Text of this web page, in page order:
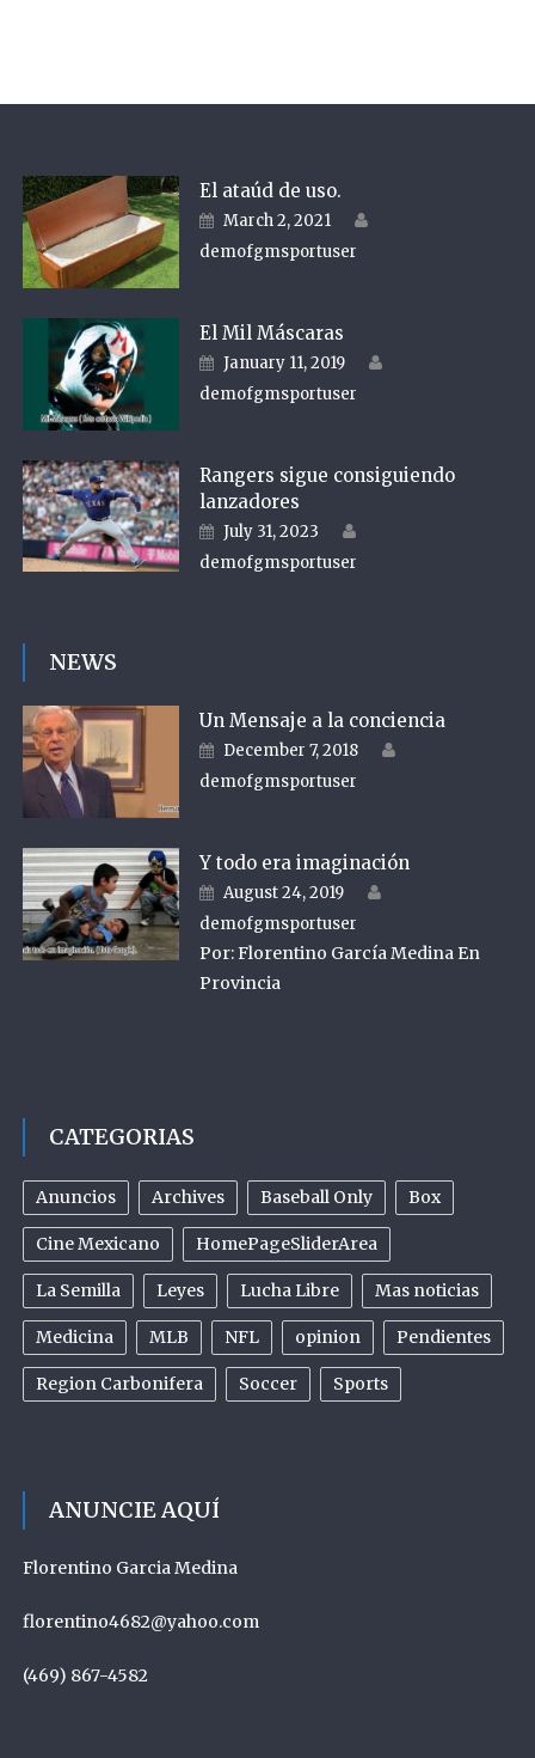
El ataúd de uso.
Posted on
March 2, 2021
demofgmsportuser
El Mil Máscaras
Posted on
January 11, 2019
demofgmsportuser
Rangers sigue consiguiendo
lanzadores
Posted on
July 31, 2023
demofgmsportuser
NEWS
Un Mensaje a la conciencia
Posted on
December 7, 2018
demofgmsportuser
Y todo era imaginación
Posted on
August 24, 2019
demofgmsportuser
Por: Florentino García Medina En
Provincia
CATEGORIAS
Anuncios Archives Baseball Only Box
Cine Mexicano HomePageSliderArea
La Semilla Leyes Lucha Libre Mas noticias
Medicina MLB NFL opinion Pendientes
Region Carbonifera Soccer Sports
ANUNCIE AQUÍ
Florentino Garcia Medina
florentino4682@yahoo.com
(469) 867-4582